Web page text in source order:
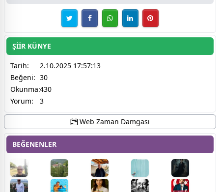
ŞİİR KÜNYE
Tarih:
2.10.2025 17:57:13
Beğeni: 30
Okunma:430
Yorum:
3
Web Zaman Damgası
BEĞENENLER